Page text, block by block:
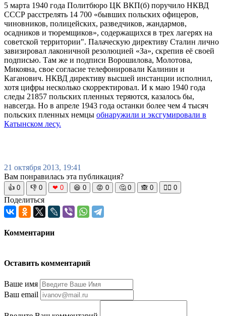
5 марта 1940 года Политбюро ЦК ВКП(б) поручило НКВД
СССР расстрелять 14 700 «бывших польских офицеров,
чиновников, полицейских, разведчиков, жандармов,
осадников и тюремщиков», содержащихся в трех лагерях на
советской территории". Палаческую директиву Сталин лично
завизировал лаконичной резолюцией «За», скрепив её своей
подписью. Там же и подписи Ворошилова, Молотова,
Микояна, свое согласие телефонировали Калинин и
Каганович. НКВД директиву высшей инстанции исполнил,
хотя цифры несколько скорректировал. И к маю 1940 года
следы 21857 польских пленных теряются, казалось бы,
навсегда. Но в апреле 1943 года останки более чем 4 тысяч
польских пленных немцы обнаружили и эксгумировали в
Катынском лесу.
21 октября 2013, 19:41
Вам понравилась эта публикация?
👍 0 👎 0 ❤ 0 😆 0 😡 0 🤔 0 🙈 0 🧘‍♀️ 0
Поделиться
Комментарии
Оставить комментарий
Ваше имя
Ваш email